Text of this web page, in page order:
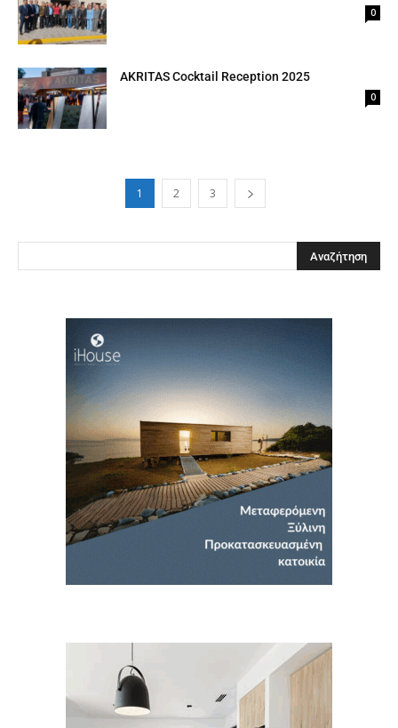
0
AKRITAS Cocktail Reception 2025
0
1 2 3
Για να μαθαίνετε πρώτοι τα νέα και όλες
τις τάσεις του κλάδου, εγγραφείτε στο
newsletter μας!
Email
Γράψτε εδώ το email σας
ΕΓΓΡΑΦΉ
Ευχαριστώ, αλλά δεν ενδιαφέρομαι αυτή την στιγμή